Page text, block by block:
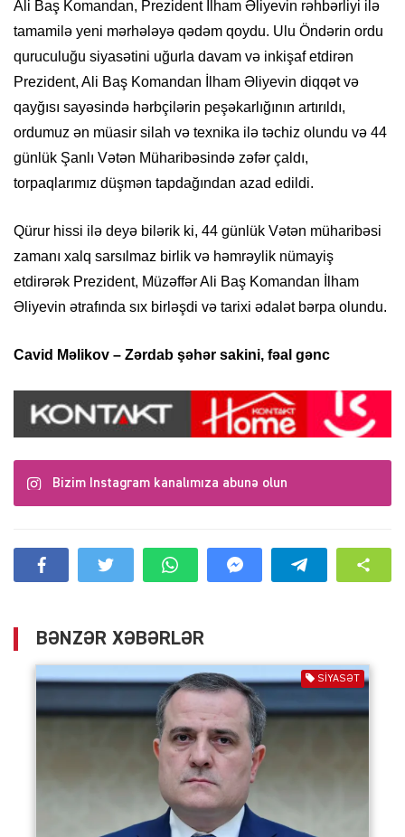
Ali Baş Komandan, Prezident İlham Əliyevin rəhbərliyi ilə
tamamilə yeni mərhələyə qədəm qoydu. Ulu Öndərin ordu
quruculuğu siyasətini uğurla davam və inkişaf etdirən
Prezident, Ali Baş Komandan İlham Əliyevin diqqət və
qayğısı sayəsində hərbçilərin peşəkarlığının artırıldı,
ordumuz ən müasir silah və texnika ilə təchiz olundu və 44
günlük Şanlı Vətən Müharibəsində zəfər çaldı,
torpaqlarımız düşmən tapdağından azad edildi.
Qürur hissi ilə deyə bilərik ki, 44 günlük Vətən müharibəsi
zamanı xalq sarsılmaz birlik və həmrəylik nümayiş
etdirərək Prezident, Müzəffər Ali Baş Komandan İlham
Əliyevin ətrafında sıx birləşdi və tarixi ədalət bərpa olundu.
Cavid Məlikov – Zərdab şəhər sakini, fəal gənc
Bizim Instagram kanalımıza abunə olun
BƏNZƏR XƏBƏRLƏR
SIYASƏT